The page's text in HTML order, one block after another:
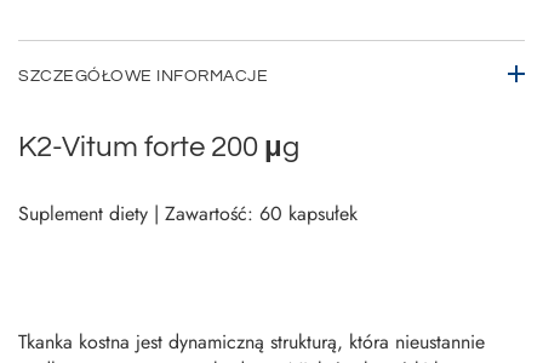
SZCZEGÓŁOWE INFORMACJE
K2-Vitum forte 200 μg
Suplement diety | Zawartość: 60 kapsułek
Tkanka kostna jest dynamiczną strukturą, która nieustannie